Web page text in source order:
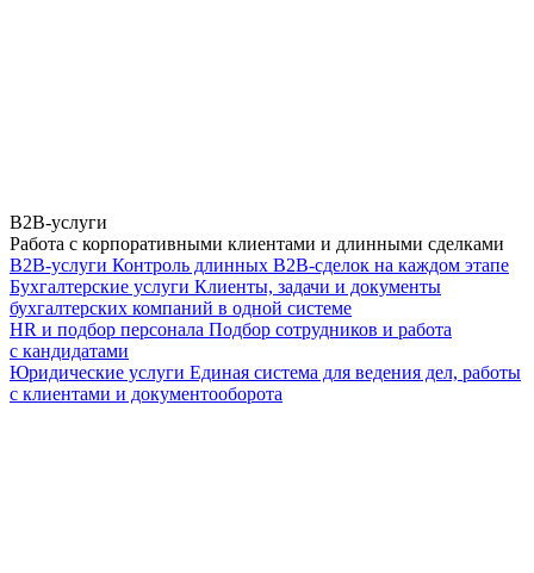
B2B-услуги
Работа с корпоративными клиентами и длинными сделками
B2B-услуги Контроль длинных B2B-сделок на каждом этапе
Бухгалтерские услуги Клиенты, задачи и документы
бухгалтерских компаний в одной системе
HR и подбор персонала Подбор сотрудников и работа
с кандидатами
Юридические услуги Единая система для ведения дел, работы
с клиентами и документооборота